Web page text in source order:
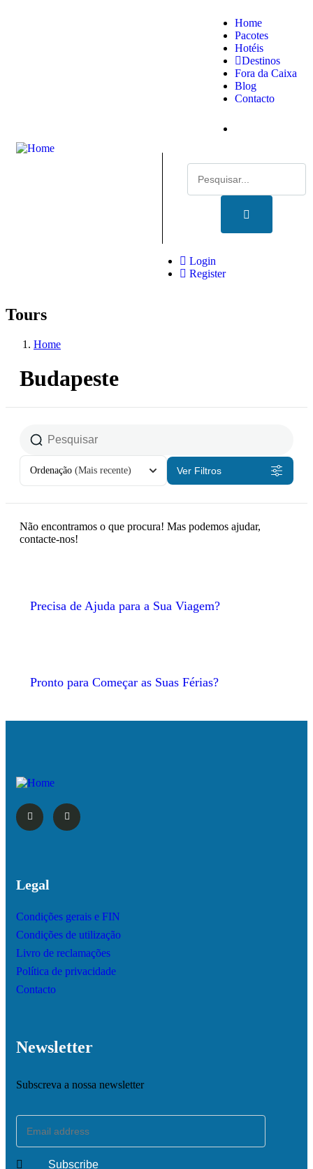
Home
Pacotes
Hotéis
Destinos
Fora da Caixa
Blog
Contacto
Login
Register
Tours
Home
Budapeste
Ordenação (Mais recente) Ver Filtros
Não encontramos o que procura! Mas podemos ajudar,
contacte-nos!
Precisa de Ajuda para a Sua Viagem?
Pronto para Começar as Suas Férias?
Legal
Condições gerais e FIN
Condições de utilização
Livro de reclamações
Política de privacidade
Contacto
Newsletter
Subscreva a nossa newsletter